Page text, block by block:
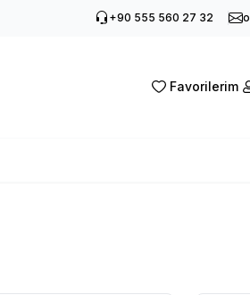
+90 555 560 27 32
Favorilerim